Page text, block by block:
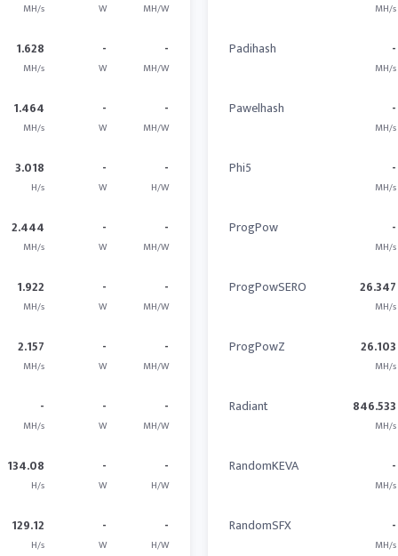
MH/s W MH/W
1.628
MH/s
-
W
-
MH/W
1.464
MH/s
-
W
-
MH/W
3.018
H/s
-
W
-
H/W
2.444
MH/s
-
W
-
MH/W
1.922
MH/s
-
W
-
MH/W
2.157
MH/s
-
W
-
MH/W
-
MH/s
-
W
-
MH/W
134.08
H/s
-
W
-
H/W
129.12
H/s
-
W
-
H/W
MH/s
Padihash -
MH/s
Pawelhash -
MH/s
Phi5 -
MH/s
ProgPow -
MH/s
ProgPowSERO 26.347
MH/s
ProgPowZ 26.103
MH/s
Radiant 846.533
MH/s
RandomKEVA -
MH/s
RandomSFX -
MH/s